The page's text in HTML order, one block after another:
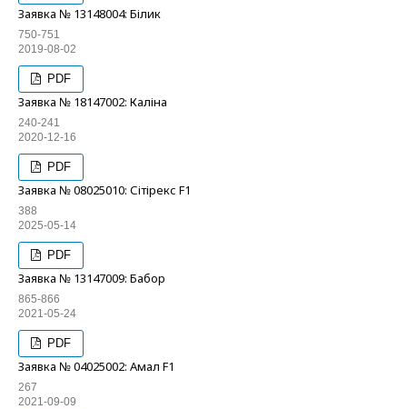
Заявка № 13148004: Білик
750-751
2019-08-02
PDF
Заявка № 18147002: Каліна
240-241
2020-12-16
PDF
Заявка № 08025010: Сітірекс F1
388
2025-05-14
PDF
Заявка № 13147009: Бабор
865-866
2021-05-24
PDF
Заявка № 04025002: Амал F1
267
2021-09-09